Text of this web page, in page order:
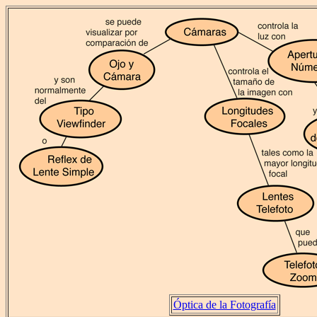
Óptica de la Fotografía